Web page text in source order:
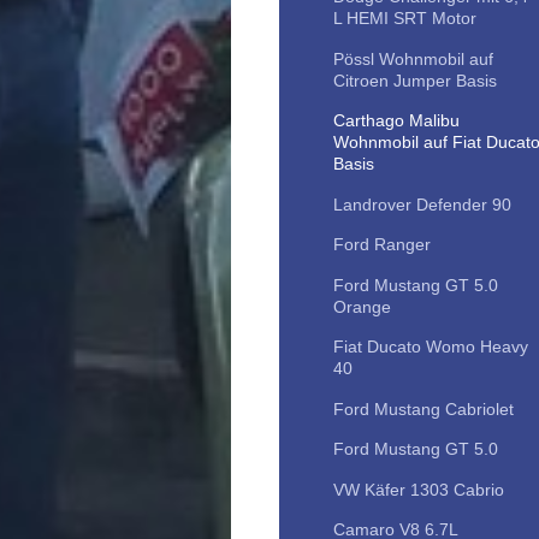
L HEMI SRT Motor
Pössl Wohnmobil auf
Citroen Jumper Basis
Carthago Malibu
Wohnmobil auf Fiat Ducato
Basis
Landrover Defender 90
Ford Ranger
Ford Mustang GT 5.0
Orange
Fiat Ducato Womo Heavy
40
Ford Mustang Cabriolet
Ford Mustang GT 5.0
VW Käfer 1303 Cabrio
Camaro V8 6.7L